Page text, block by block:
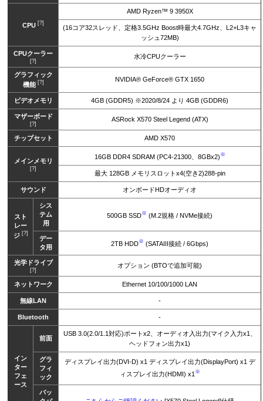
CPU [?]
AMD Ryzen™ 9 3950X
(16コア32スレッド、定格3.5GHz Boost時最大4.7GHz、L2+L3キャ
ッシュ72MB)
CPUクーラー
[?]
水冷CPUクーラー
グラフィック
機能[?] NVIDIA® GeForce® GTX 1650
ビデオメモリ 4GB (GDDR5) ※2020/8/24 より 4GB (GDDR6)
マザーボード
[?]
ASRock X570 Steel Legend (ATX)
チップセット AMD X570
メインメモリ
[?]
16GB DDR4 SDRAM (PC4-21300、8GBx2) ※
最大 128GB メモリスロットx4(空き2)288-pin
サウンド オンボードHDオーディオ
スト
レー
ジ [?]
シス
テム
用
500GB SSD※ (M.2規格 / NVMe接続)
デー
タ用
2TB HDD※ (SATAIII接続 / 6Gbps)
光学ドライブ
[?]
オプション (BTOで追加可能)
ネットワーク Ethernet 10/100/1000 LAN
無線LAN -
Bluetooth -
イン
ター
フェ
ース
前面
USB 3.0(2.0/1.1対応)ポートx2、オーディオ入出力(マイク入力x1、
ヘッドフォン出力x1)
グラ
フィ
ック
ディスプレイ出力(DVI-D) x1 ディスプレイ出力(DisplayPort) x1 デ
ィスプレイ出力(HDMI) x1 ※
バッ